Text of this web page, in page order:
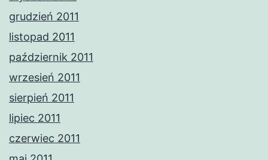
grudzień 2011
listopad 2011
październik 2011
wrzesień 2011
sierpień 2011
lipiec 2011
czerwiec 2011